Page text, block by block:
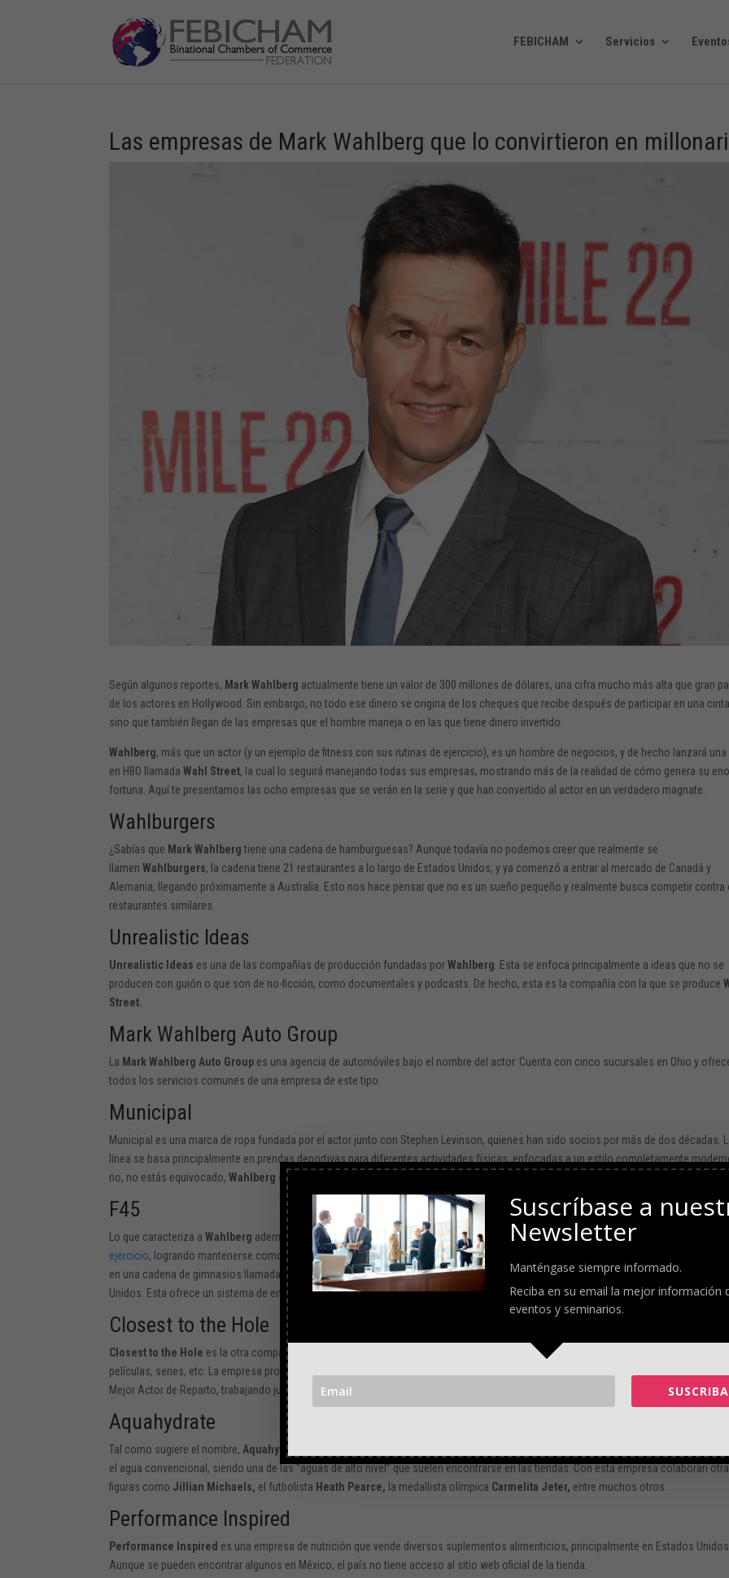
FEBICHAM Servicios
Las empresas de Mark Wahlberg que lo convirtieron en
Según algunos reportes, Mark Wahlberg actualmente tiene un valor de 300 millones de dólares, una cifra mucho más alta que gran
de los actores en Hollywood. Sin embargo, no todo ese dinero se origina de los cheques que recibe después de participar en una
sino que también llegan de las empresas que el hombre maneja o en las que tiene dinero invertido.
Wahlberg, más que un actor (y un ejemplo de fitness con sus rutinas de ejercicio), es un hombre de negocios, y de hecho lanzará
en HBO llamadaWahl Street, la cual lo seguirá manejando todas sus empresas, mostrando más de la realidad de cómo genera su
fortuna. Aquí te presentamos las ocho empresas que se verán en la serie y que han convertido al actor en un verdadero magnate.
Wahlburgers
¿Sabías que Mark Wahlberg tiene una cadena de hamburguesas? Aunque todavía no podemos creer que realmente se
llamenWahlburgers, la cadena tiene 21 restaurantes a lo largo de Estados Unidos, y ya comenzó a entrar al mercado de Canadá y
Alemania, llegando próximamente a Australia. Esto nos hace pensar que no es un sueño pequeño y realmente busca competir
restaurantes similares.
Unrealistic Ideas
Unrealistic Ideas es una de las compañías de producción fundadas porWahlberg . Esta se enfoca principalmente a ideas que no se
producen con guión o que son de no-ficción, como documentales y podcasts. De hecho, esta es la compañía con la que se produce
Street.
Mark Wahlberg Auto Group
La Mark Wahlberg Auto Group es una agencia de automóviles bajo el nombre del actor. Cuenta con cinco sucursales en Ohio y
todos los servicios comunes de una empresa de este tipo.
Municipal
Municipal es una marca de ropa fundada por el actor junto con Stephen Levinson, quienes han sido socios por más de dos décadas.
línea se basa principalmente en prendas deportivas para diferentes actividades físicas, enfocadas a un estilo completamente
no, no estás equivocado,Wahlberg suele usar muchas de sus prendas para entrenar de esta misma casa.
F45
Lo que caracteriza aWahlberg además de su estilo de actuación es la insólita figura que ha mantenido desde los 90s
ejercicio, logrando mantenerse como un sex symbol durante más de dos décadas. El hombre decidió llevar su visión de fitness
en una cadena de gimnasios llamada F45 que cada vez crece más rápido y se está convirtiendo en una de las más importantes de
Unidos. Esta ofrece un sistema de entrenamiento fitness único que garantiza resultados.
Closest to the Hole
Closest to the Hole es la otra compañía productora de
, la cual se encarga de producir contenido con guión, es decir,
películas, series, etc. La empresa produjo
Mejor Actor de Reparto, trabajando junto a Wahlberg.
Aquahydrate
Tal como sugiere el nombre, Aquahydrate
el agua convencional, siendo una de las “aguas de alto nivel” que suelen encontrarse en las tiendas. Con esta empresa colaboran
figuras como Jillian Michaels, el futbolista Heath Pearce, la medallista olímpica Carmelita Jeter, entre muchos otros.
Performance Inspired
Performance Inspired es una empresa de nutrición que vende diversos suplementos alimenticios, principalmente en Estados
Aunque se pueden encontrar algunos en México, el país no tiene acceso al sitio web oficial de la tienda.
Suscríbase a
Newsletter
Manténgase siempre informado.
Reciba en su email la mejor información
eventos y seminarios.